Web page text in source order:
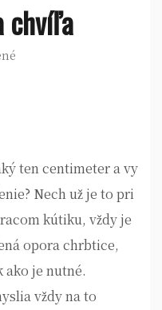
chvíľa
ten centimeter a vy
Nech už je to pri
kútiku, vždy je
opora chrbtice,
ako je nutné.
vždy na to